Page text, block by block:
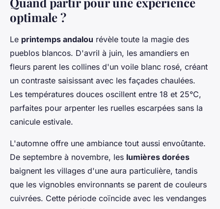
optimale ?
Le printemps andalou révèle toute la magie des
pueblos blancos. D'avril à juin, les amandiers en
fleurs parent les collines d'un voile blanc rosé, créant
un contraste saisissant avec les façades chaulées.
Les températures douces oscillent entre 18 et 25°C,
parfaites pour arpenter les ruelles escarpées sans la
canicule estivale.
L'automne offre une ambiance tout aussi envoûtante.
De septembre à novembre, les lumières dorées
baignent les villages d'une aura particulière, tandis
que les vignobles environnants se parent de couleurs
cuivrées. Cette période coïncide avec les vendanges